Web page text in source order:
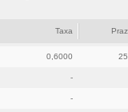
Taxa
0,6000
-
-